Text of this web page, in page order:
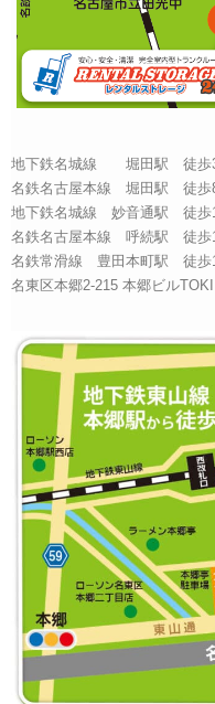
地下鉄名城線 堀田駅 徒歩
名鉄名古屋本線 堀田駅 徒歩
地下鉄名城線 妙音通駅 徒歩
名鉄名古屋本線 呼続駅 徒歩
名鉄常滑線 豊田本町駅 徒歩
名東区本郷2-215 本郷ビルTOKI